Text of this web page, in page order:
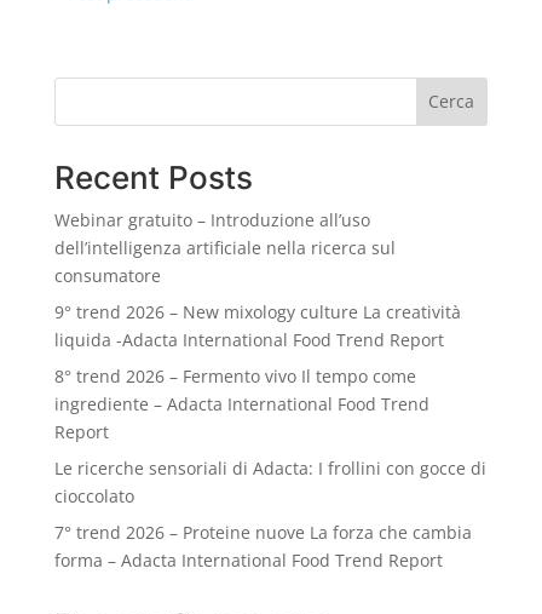
Cerca
Recent Posts
Webinar gratuito – Introduzione all’uso
dell’intelligenza artificiale nella ricerca sul
consumatore
9° trend 2026 – New mixology culture La creatività
liquida -Adacta International Food Trend Report
8° trend 2026 – Fermento vivo Il tempo come
ingrediente – Adacta International Food Trend
Report
Le ricerche sensoriali di Adacta: I frollini con gocce di
cioccolato
7° trend 2026 – Proteine nuove La forza che cambia
forma – Adacta International Food Trend Report